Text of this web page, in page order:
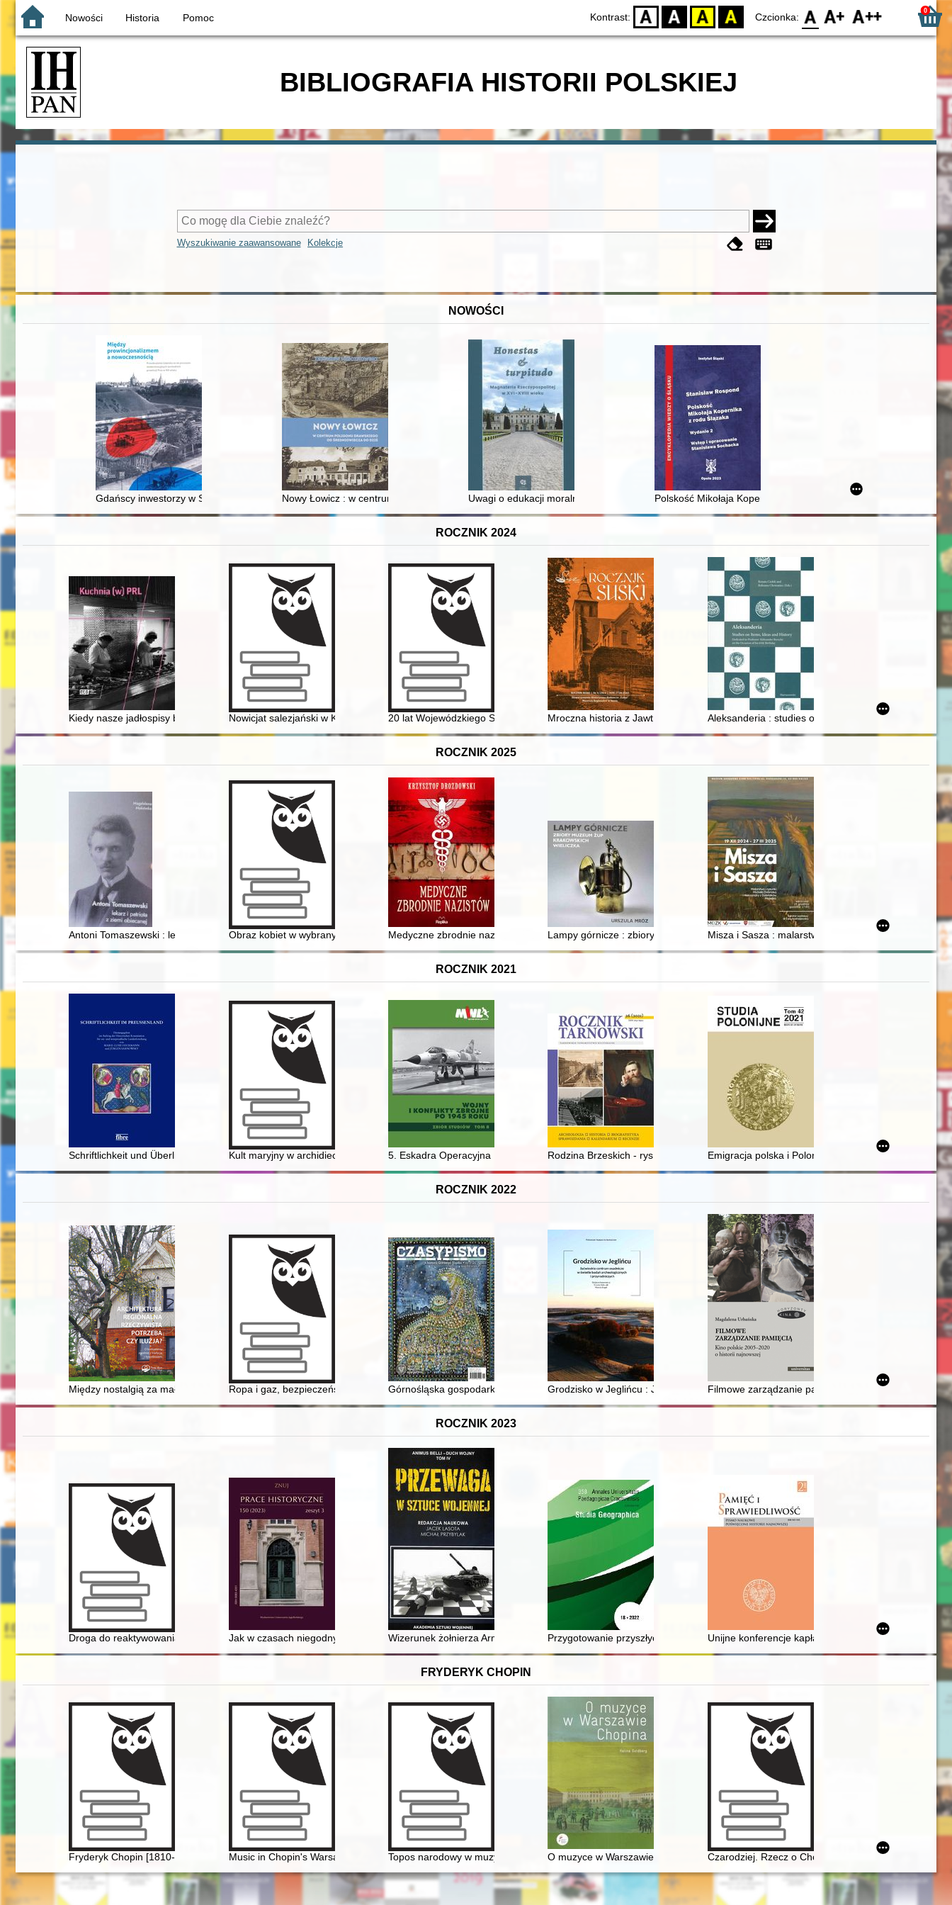
Nowości Historia Pomoc Kontrast: D BW YB BY Czcionka: F0 F1 F2 0
BIBLIOGRAFIA HISTORII POLSKIEJ
Wyszukiwanie zaawansowane Kolekcje
NOWOŚCI
Gdańscy inwestorzy w Sopocie : prestiż finansowy i towarzyski lokalnego mieszczaństwa w 2. poł. XIX w
Nowy Łowicz : w centrum poligonu drawskiego od średniowiecza do dziśUwagi o edukacji moralnej synów szlacheckich w XVI-wiecznej Rzeczypospolitej
Polskość Mikołaja Kopernika z rodu Ślązaka
ROCZNIK 2024
Kiedy nasze jadłospisy będą racjonalne" : książki kucharskie z okresu PRL i nowoczesny styl życia
Nowicjat salezjański w Kleczy Dolnej koło Wadowic 1919-1924 : kronika
20 lat Wojewódzkiego Sądu Administracyjnego w Poznaniu
Mroczna historia z Jawt Małych i nie tylkoAleksanderia : studies on items, ideas and history :
ROCZNIK 2025
Antoni Tomaszewski : lekarz i patriota z ziemi obiecanejObraz kobiet w wybranych dziełach historiografii kościelnej z VI wieku. Cz. 2, The image of women in selected works of sixth-century ecclesiastical
Medyczne zbrodnie nazistów Lampy górnicze : zbiory Muzeum Żup Krakowskich Wieliczka
Misza i Sasza : malarstwo i rysunki Michała
ROCZNIK 2021
Schriftlichkeit und Überlieferungsbildung im Ordensland, im königlichen und herzoglichen Preussen
Kult maryjny w archidiecezji wrocławskiej w latach 1976-20045. Eskadra Operacyjna : morska aktywność wojskowa ZSRR w wojnach izraelsko-arabskich 1967-1973. Cz. 1
Rodzina Brzeskich - rys biograficzny. (Cz. 2)Emigracja polska i Polonia na Półwyspie Arabskim
ROCZNIK 2022
Między nostalgią za małą ojczyzną a typizacją : koncepcja architektury regionalnej w pierwszych dekadach XX wieku
Ropa i gaz, bezpieczeństwo, przemysł, transport i las : w stulecie śmierci inż. Klaudiusza Angermana
Górnośląska gospodarka komunalna po podziale regionu w 1922 rokuGrodzisko w Jeglińcu : Jaćwieskie centrum osadnicze w świetle badań archeologicznych i
Filmowe zarządzanie pamięcią : kino polskie 2005-
ROCZNIK 2023
Droga do reaktywowania Akademii Zamojskiej : materiały z działalności Jana Świtki dotyczące reaktywowania Akademii Zamojskiej w latach 2000-2021 : edycja źródłowa
Jak w czasach niegodnych zachować godność : Kazimierz Stołyhwo podczas II wojny światowej = How to maintain dignity in undignified times : Kazimierz
Wizerunek żołnierza Armii Czerwonej na sowieckich plakatach propagandowych lat 1941-1945
Przygotowanie przyszłych nauczycieli geografii i historii do realizacji krajoznawstwa w
Unijne konferencje kapłańskie w Pińsku jako
FRYDERYK CHOPIN
Fryderyk Chopin [1810-1849] Music in Chopin's Warsaw Topos narodowy w muzyce polskiej pierwszej połowy XIX wieku. Międzynarodowa konferencja naukowo-artystyczna, 20-21
O muzyce w Warszawie Chopina Czarodziej. Rzecz o Chopinie [1810-1849]